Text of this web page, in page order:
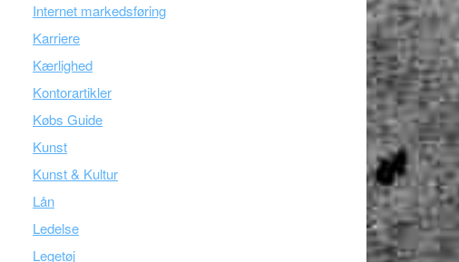
Internet markedsføring
Karriere
Kærlighed
Kontorartikler
Købs Guide
Kunst
Kunst & Kultur
Lån
Ledelse
Legetøj